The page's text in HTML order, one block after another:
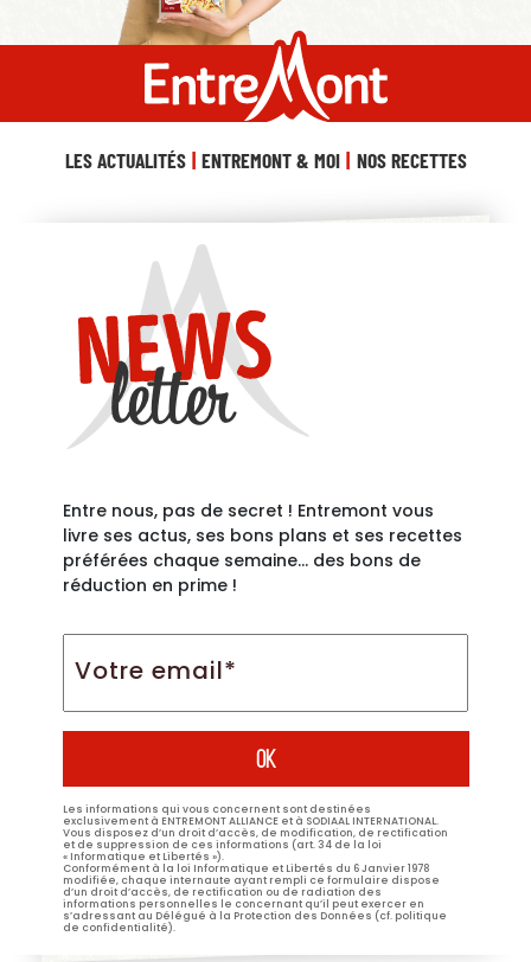
LES ACTUALITÉS ENTREMONT & MOI NOS RECETTES
Entre nous, pas de secret ! Entremont vous
livre ses actus, ses bons plans et ses recettes
préférées chaque semaine… des bons de
réduction en prime !
email*
Les informations qui vous concernent sont destinées
exclusivement à ENTREMONT ALLIANCE et à SODIAAL INTERNATIONAL.
Vous disposez d’un droit d’accès, de modification, de rectification
et de suppression de ces informations (art. 34 de la loi
« Informatique et Libertés »).
Conformément à la loi Informatique et Libertés du 6 Janvier 1978
modifiée, chaque internaute ayant rempli ce formulaire dispose
d’un droit d’accès, de rectification ou de radiation des
informations personnelles le concernant qu’il peut exercer en
s’adressant au Délégué à la Protection des Données (cf. politique
de confidentialité).